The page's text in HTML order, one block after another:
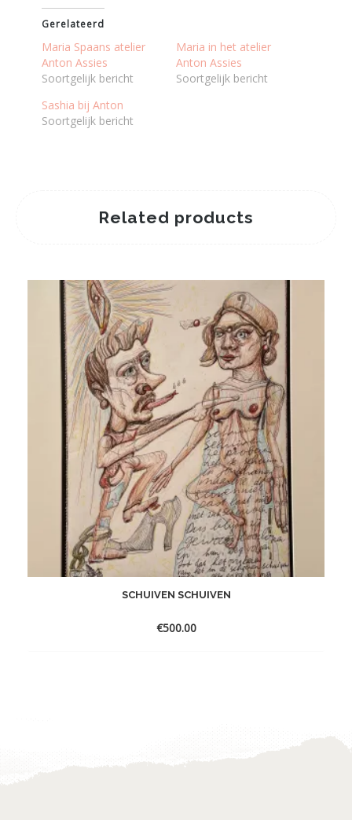
Gerelateerd
Maria Spaans atelier
Anton Assies
Soortgelijk bericht
Maria in het atelier
Anton Assies
Soortgelijk bericht
Sashia bij Anton
Soortgelijk bericht
Related products
SCHUIVEN SCHUIVEN
€500.00